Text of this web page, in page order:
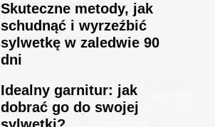
Skuteczne metody, jak
schudnąć i wyrzeźbić
sylwetkę w zaledwie 90
dni
Idealny garnitur: jak
dobrać go do swojej